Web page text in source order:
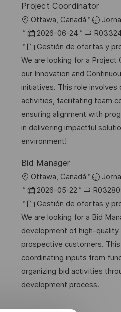
i
c
a
c
i
ó
n
Project Coordinator
U
b
c
a
c
i
ó
n
Ottawa, Canadá
F
e
c
h
a
d
e
p
u
l
i
c
a
c
i
ó
n
2026-06-24
I
D
d
e
e
m
p
l
C
a
t
e
g
o
í
Gestión de ofertas y
We are looking for a
our Innovation and
initiatives. This role involves
activities, facilitating team
ensuring alignment with
in delivering impactful
environment!
Bid Manager
U
b
c
a
c
i
ó
n
Ottawa, Canadá
F
e
c
h
a
d
e
p
2026-05-22
I
D
d
e
e
m
p
l
C
a
t
e
g
o
r
Gestión de ofertas y
We are looking for a Bid
development of high-
prospective customers.
coordinating inputs from
organizing bid activities
development process.